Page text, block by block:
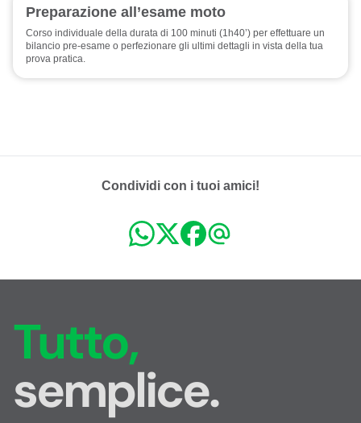
Preparazione all’esame moto
Corso individuale della durata di 100 minuti (1h40’) per effettuare un
bilancio pre-esame o perfezionare gli ultimi dettagli in vista della tua
prova pratica.
Condividi con i tuoi amici!
Tutto,
semplice.